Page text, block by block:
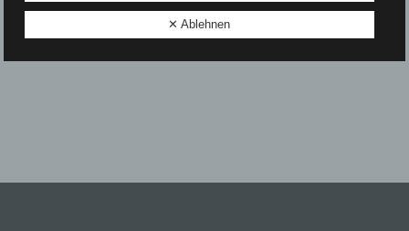
D) EINSCHRÄNKUNG DER VERARBEITUNG
✕ Ablehnen